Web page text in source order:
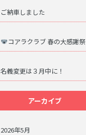
ご納車しました
コアラクラブ 春の大感謝祭
名義変更は３月中に！
アーカイブ
2026年5月